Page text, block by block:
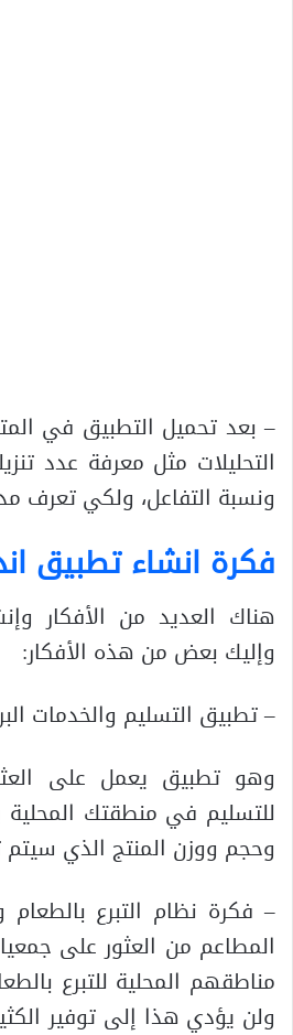
– بعد تحميل التطبيق في
التحليلات مثل معرفة عدد
ونسبة التفاعل، ولكي تعرف
فكرة انشاء تطبيق
هناك العديد من الأفكار
وإليك بعض من هذه الأفكار:
– تطبيق التسليم والخدمات
وهو تطبيق يعمل على
للتسليم في منطقتك
وحجم ووزن المنتج الذي
– فكرة نظام التبرع
المطاعم من العثور على
مناطقهم المحلية للتبرع
ولن يؤدي هذا إلى توفير